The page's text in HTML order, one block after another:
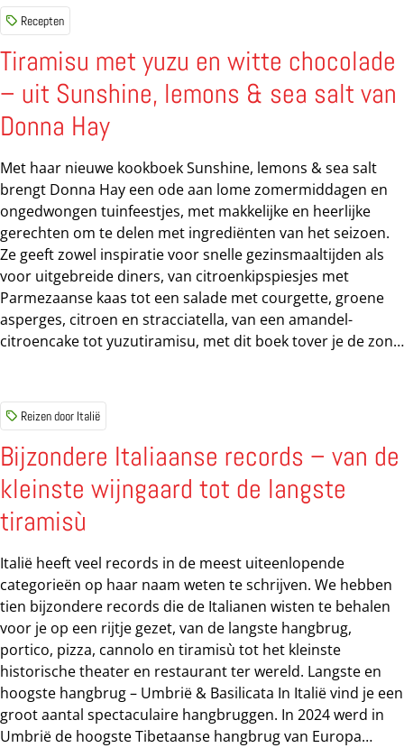
6 porties tiramisù heb je nodig: 2 citroenen | 80 milliliter
Fiorito Limoncello | 2 pakken savoiardi (Italiaanse koekjes
die iets breder en platter zijn dan de gewone lange vingers)
| 250 milliliter slagroom | 250 gram mascarpone | 50 gram
poedersuiker Pers de twee citroenen uit (bewaar ze wel
want je hebt straks de rasp van een citroen nodig) en meng
het...
Recepten
Tiramisu met yuzu en witte chocolade
– uit Sunshine, lemons & sea salt van
Donna Hay
Met haar nieuwe kookboek Sunshine, lemons & sea salt
brengt Donna Hay een ode aan lome zomermiddagen en
ongedwongen tuinfeestjes, met makkelijke en heerlijke
gerechten om te delen met ingrediënten van het seizoen.
Ze geeft zowel inspiratie voor snelle gezinsmaaltijden als
voor uitgebreide diners, van citroenkipspiesjes met
Parmezaanse kaas tot een salade met courgette, groene
asperges, citroen en stracciatella, van een amandel-
citroencake tot yuzutiramisu, met dit boek tover je de zon
waarin ze de koffie vervangt door yuzu, voor een friszuur
accent dat de chocolade in balans brengt. Wat heb je
nodig? Voor zes tot acht personen: 90 gram witte
chocolade, in stukjes | 310 milliliter slagroom | 3 grote
eidooiers | 75 gram fijne suiker | 160 gram mascarpone,
op kamertemperatuur | 60 milliliter water | 1,5 eetlepel
lichte agavesiroop | 2 eetlepels yuzusap | 16 lange
vingers...
Reizen door Italië
Bijzondere Italiaanse records – van de
kleinste wijngaard tot de langste
tiramisù
Italië heeft veel records in de meest uiteenlopende
categorieën op haar naam weten te schrijven. We hebben
tien bijzondere records die de Italianen wisten te behalen
voor je op een rijtje gezet, van de langste hangbrug,
portico, pizza, cannolo en tiramisù tot het kleinste
historische theater en restaurant ter wereld. Langste en
hoogste hangbrug – Umbrië & Basilicata In Italië vind je een
groot aantal spectaculaire hangbruggen. In 2024 werd in
Umbrië de hoogste Tibetaanse hangbrug van Europa